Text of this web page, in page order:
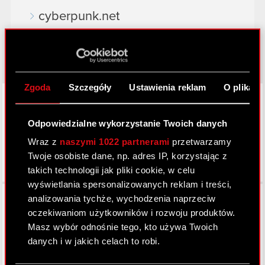
Zgoda Szczegóły Ustawienia reklam O
Odpowiedzialne wykorzystanie Twoich danych
Wraz z naszymi 1022 partnerami przetwarzamy
Twoje osobiste dane, np. adres IP, korzystając z
takich technologii jak pliki cookie, w celu
wyświetlania spersonalizowanych reklam i treści,
analizowania tychże, wychodzenia naprzeciw
oczekiwaniom użytkowników i rozwoju produktów.
Masz wybór odnośnie tego, kto używa Twoich
danych i w jakich celach to robi.
cyberpunk.net
LinkedIn
Facebook